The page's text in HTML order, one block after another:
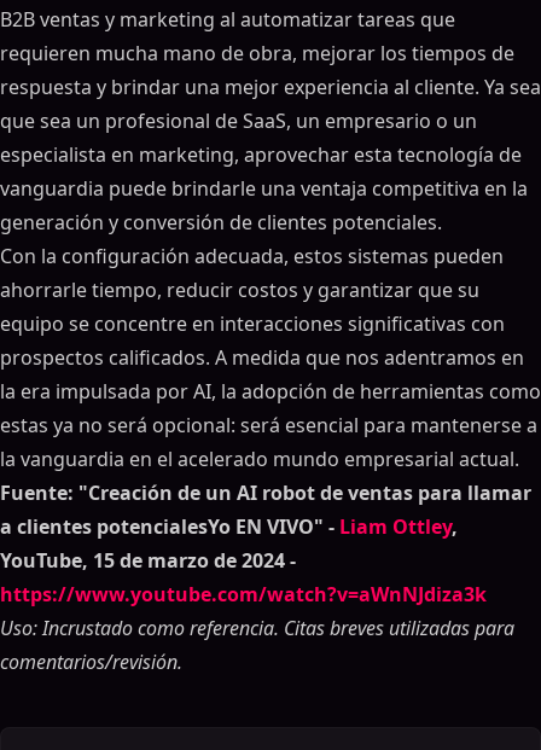
B2B ventas y marketing al automatizar tareas que
requieren mucha mano de obra, mejorar los tiempos de
respuesta y brindar una mejor experiencia al cliente. Ya sea
que sea un profesional de SaaS, un empresario o un
especialista en marketing, aprovechar esta tecnología de
vanguardia puede brindarle una ventaja competitiva en la
generación y conversión de clientes potenciales.
Con la configuración adecuada, estos sistemas pueden
ahorrarle tiempo, reducir costos y garantizar que su
equipo se concentre en interacciones significativas con
prospectos calificados. A medida que nos adentramos en
la era impulsada por AI, la adopción de herramientas como
estas ya no será opcional: será esencial para mantenerse a
la vanguardia en el acelerado mundo empresarial actual.
Fuente: "Creación de un AI robot de ventas para llamar
a clientes potencialesYo EN VIVO" - Liam Ottley,
YouTube, 15 de marzo de 2024 -
https://www.youtube.com/watch?v=aWnNJdiza3k
Uso: Incrustado como referencia. Citas breves utilizadas para
comentarios/revisión.